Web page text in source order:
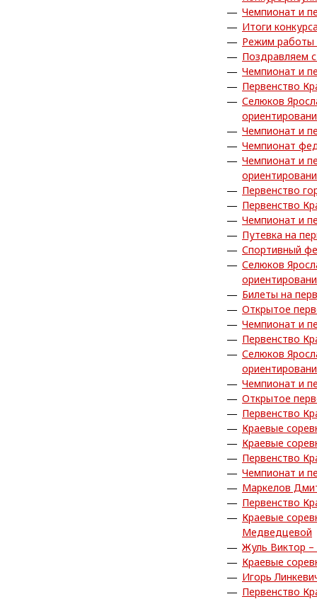
Чемпионат и
Итоги
Режим работы
Поздравляем
Чемпионат и
Первенство
Селюков
Чемпионат и
Чемпионат
Чемпионат и
Первенство
Первенство
Чемпионат и
Путевка на
Спортивный
Селюков
Билеты на
Открытое
Чемпионат и
Первенство
Селюков
Чемпионат и
Открытое
Первенство
Краевые
Краевые
Первенство
Чемпионат и
Маркелов
Первенство
Краевые
Медведцевой
Жуль Виктор –
Краевые
Игорь
Первенство